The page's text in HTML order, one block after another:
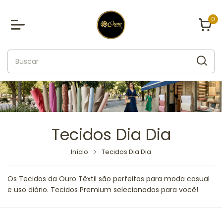
0
Tecidos Dia Dia
Início Tecidos Dia Dia
Os Tecidos da Ouro Têxtil são perfeitos para moda casual
e uso diário. Tecidos Premium selecionados para você!